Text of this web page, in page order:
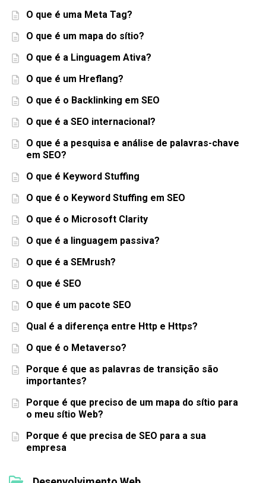
O que é uma Meta Tag?
O que é um mapa do sítio?
O que é a Linguagem Ativa?
O que é um Hreflang?
O que é o Backlinking em SEO
O que é a SEO internacional?
O que é a pesquisa e análise de palavras-chave
em SEO?
O que é Keyword Stuffing
O que é o Keyword Stuffing em SEO
O que é o Microsoft Clarity
O que é a linguagem passiva?
O que é a SEMrush?
O que é SEO
O que é um pacote SEO
Qual é a diferença entre Http e Https?
O que é o Metaverso?
Porque é que as palavras de transição são
importantes?
Porque é que preciso de um mapa do sítio para
o meu sítio Web?
Porque é que precisa de SEO para a sua
empresa